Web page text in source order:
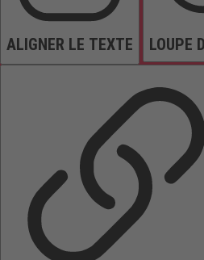
ALIGNER LE TEXTE LOUPE